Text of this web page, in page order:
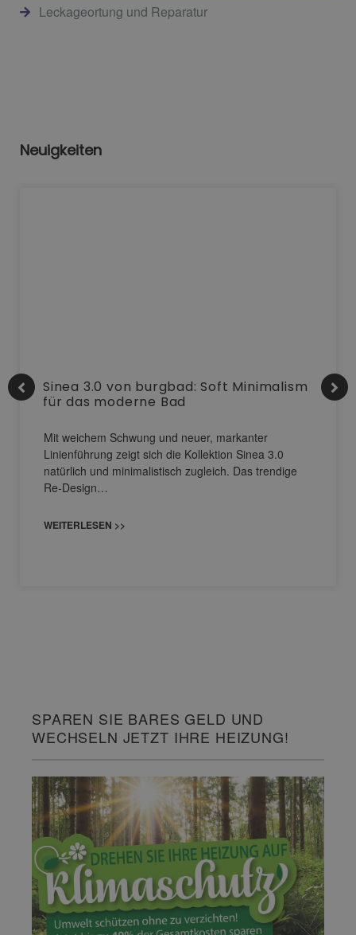
Leckageortung und Reparatur
Neuigkeiten
Sinea 3.0 von burgbad: Soft Minimalism
für das moderne Bad
Mit weichem Schwung und neuer, markanter
Linienführung zeigt sich die Kollektion Sinea 3.0
natürlich und minimalistisch zugleich. Das trendige
Re-Design…
WEITERLESEN >>
SPAREN SIE BARES GELD UND
WECHSELN JETZT IHRE HEIZUNG!